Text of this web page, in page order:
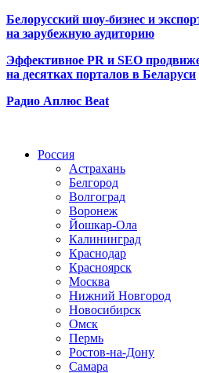
Белорусский шоу-бизнес и
на зарубежную аудиторию
Эффективное PR и SEO
на десятках порталов в Беларуси
Радио Аплюс Beat
Россия
Астрахань
Белгород
Волгоград
Воронеж
Йошкар-Ола
Калининград
Краснодар
Красноярск
Москва
Нижний Новгород
Новосибирск
Омск
Пермь
Ростов-на-Дону
Самара